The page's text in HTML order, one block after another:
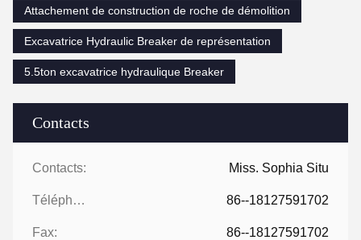
Contacts
Contacts: Miss. Sophia Situ
Téléphone: 86--18127591702
Fax: 86--18127591702
Attachement de construction de roche de démolition
Excavatrice Hydraulic Breaker de représentation
5.5ton excavatrice hydraulique Breaker